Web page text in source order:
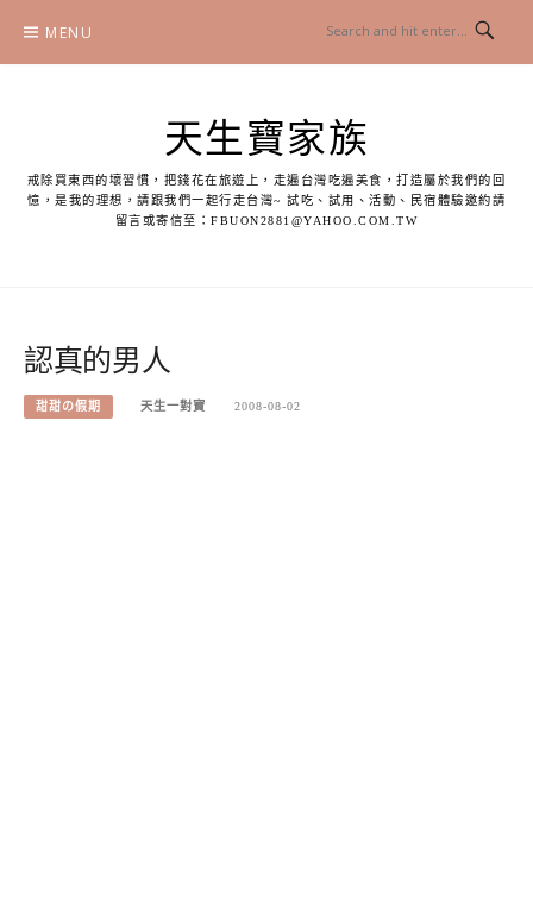
content
MENU
天生寶家族
戒除買東西的壞習慣，把錢花在旅遊上，走遍台灣吃遍美食，打造屬於我們的回
憶，是我的理想，請跟我們一起行走台灣~ 試吃、試用、活動、民宿體驗邀約請
留言或寄信至：FBUON2881@YAHOO.COM.TW
認真的男人
甜甜の假期 天生一對寶 2008-08-02